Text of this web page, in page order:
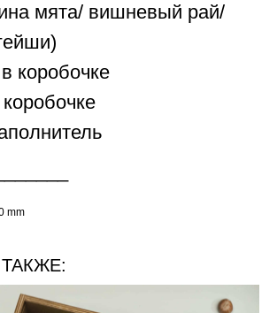
мята/ вишневый рай/
коробочке
mm